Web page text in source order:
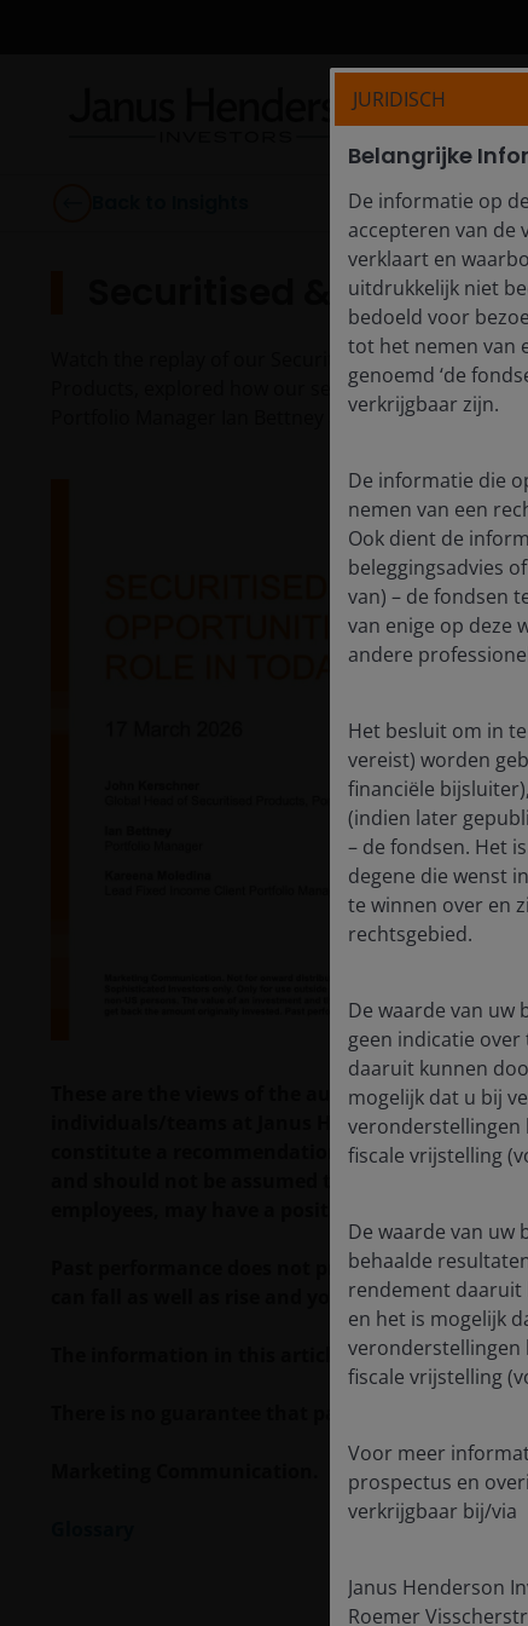
Securitised & CLO
Watch the replay of our Securitised & CLO ETFs
Products, explored how our securitised
Portfolio Manager Ian Bettney and Client Portfolio
These are the views of the author at the time
individuals/teams at Janus Henderson
constitute a recommendation to buy, sell or
Past performance does not predict future
can fall as well as rise and you may not get
The information in this article does not qualify
JURIDISCH
Belangrijke
De informatie op
accepteren van de
verklaart en
uitdrukkelijk niet
bedoeld voor
tot het nemen van
genoemd ‘de
verkrijgbaar zijn.
De informatie die
nemen van een
Ook dient de
beleggingsadvies
van) – de fondsen
van enige op deze
andere
Het besluit om in
vereist) worden
financiële
(indien later
– de fondsen. Het
degene die wenst
te winnen over en
rechtsgebied.
De waarde van uw
geen indicatie
daaruit kunnen
mogelijk dat u bij
veronderstellingen
fiscale vrijstelling
De waarde van uw
behaalde
rendement daaruit
en het is mogelijk
veronderstellingen
fiscale vrijstelling
Voor meer
prospectus en
verkrijgbaar bij/via
Janus Henderson
Roemer